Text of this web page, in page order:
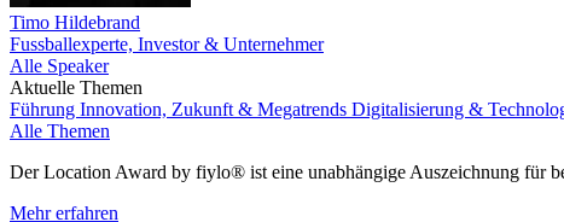
Timo Hildebrand
Fussballexperte, Investor & Unternehmer
Alle Speaker
Aktuelle Themen
Führung Innovation, Zukunft & Megatrends Digitalisierung &
Alle Themen
Der Location Award by fiylo® ist eine unabhängige Auszeichnung für
Mehr erfahren